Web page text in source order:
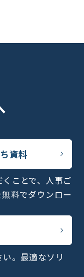
資料
ことで、人事ご
料でダウンロー
。最適なソリ